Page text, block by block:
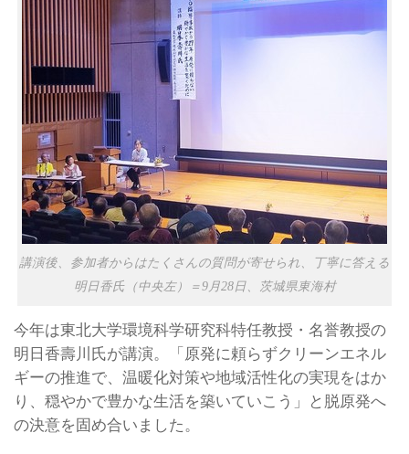
講演後、参加者からはたくさんの質問が寄せられ、丁寧に答える
明日香氏（中央左）＝9月28日、茨城県東海村
今年は東北大学環境科学研究科特任教授・名誉教授の
明日香壽川氏が講演。「原発に頼らずクリーンエネル
ギーの推進で、温暖化対策や地域活性化の実現をはか
り、穏やかで豊かな生活を築いていこう」と脱原発へ
の決意を固め合いました。